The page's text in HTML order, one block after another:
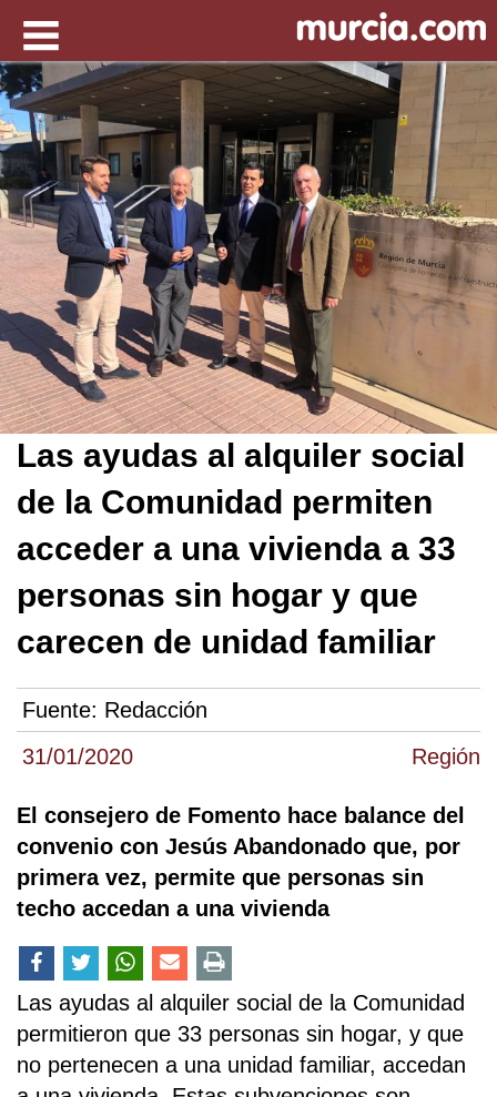
31/01/2020 Región
Las ayudas al alquiler social
de la Comunidad permiten
acceder a una vivienda a 33
personas sin hogar y que
carecen de unidad familiar
Fuente: Redacción
El consejero de Fomento hace balance del
convenio con Jesús Abandonado que, por
primera vez, permite que personas sin
techo accedan a una vivienda
Las ayudas al alquiler social de la Comunidad
permitieron que 33 personas sin hogar, y que
no pertenecen a una unidad familiar, accedan